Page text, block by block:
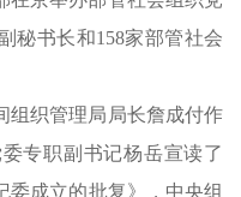
秘书长和158家部管社会
组织管理局局长詹成付作
专职副书记杨岳宣读了
委成立的批复》，中央组